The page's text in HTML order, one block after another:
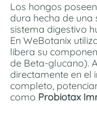
Los hongos
dura hecha de una
sistema digestivo
En WeBotanix
libera su
de Beta-glucano).
directamente en el
completo,
como Probiotax